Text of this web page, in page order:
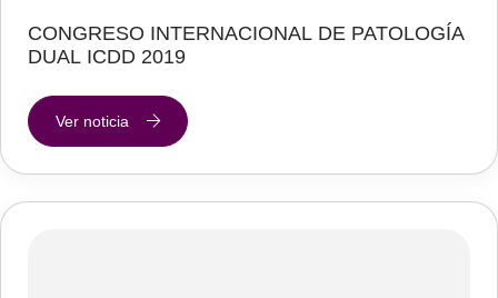
CONGRESO INTERNACIONAL DE PATOLOGÍA
DUAL ICDD 2019
Ver noticia